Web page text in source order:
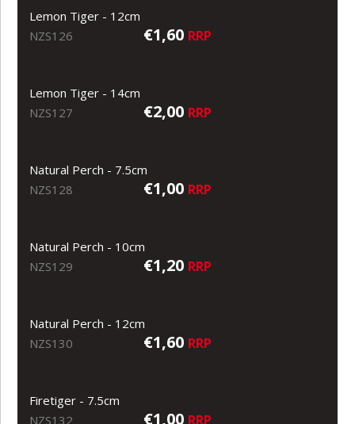
Lemon Tiger - 12cm
NZS126
€1,60 RRP
Lemon Tiger - 14cm
NZS127
€2,00 RRP
Natural Perch - 7.5cm
NZS128
€1,00 RRP
Natural Perch - 10cm
NZS129
€1,20 RRP
Natural Perch - 12cm
NZS130
€1,60 RRP
Firetiger - 7.5cm
NZS132
€1,00 RRP